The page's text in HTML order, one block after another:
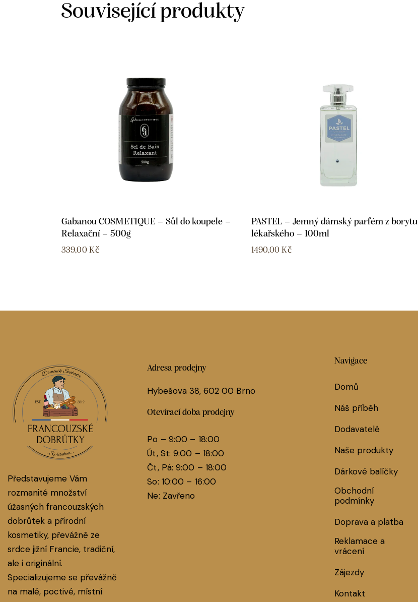
Související produkty
Gabanou COSMETIQUE – Sůl do koupele –
Relaxační – 500g
339,00 Kč
PASTEL – Jemný dámský parfém z borytu
lékařského – 100ml
1490,00Kč
Představujeme Vám
rozmanité množství
úžasných francouzských
dobrůtek a přírodní
kosmetiky, převážně ze
srdce jižní Francie, tradiční,
ale i originální.
Specializujeme se převážně
na malé, poctivé, místní
Adresa prodejny
Hybešova 38, 602 00 Brno
Otevírací doba prodejny
Po – 9:00 – 18:00
Út, St: 9:00 – 18:00
Čt, Pá: 9:00 – 18:00
So: 10:00 – 16:00
Ne: Zavřeno
Navigace
Domů
Náš příběh
Dodavatelé
Naše produkty
Dárkové balíčky
Obchodní
podmínky
Doprava a platba
Reklamace a
vrácení
Zájezdy
Kontakt